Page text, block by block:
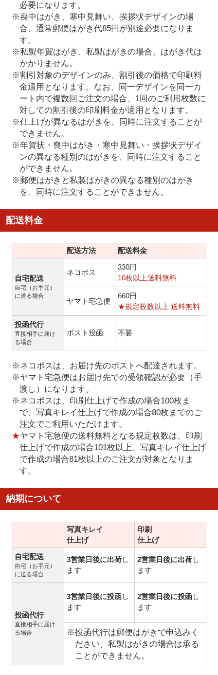
必要になります。
※喪中はがき、寒中見舞い、挨拶状デザインの場
合、通常郵便はがき代85円が別途必要になりま
す。
※私製年賀はがき、私製はがきの場合、はがき代は
かかりません。
※割引対象のデザインのみ、割引後の価格で印刷料
金適用となります。なお、同一デザインを同一カ
ート内で複数回ご注文の場合、1回のご利用枚数に
対しての割引後の印刷料金が適用となります。
※仕上げが異なるはがきを、同時に注文することが
できません。
※年賀状・喪中はがき・寒中見舞い・挨拶状デザイ
ンの異なる種別のはがきを、同時に注文すること
ができません。
※郵便はがきと私製はがきの異なる種別のはがき
を、同時に注文することができません。
配送料金
配送方法 配送料金
自宅配送
自宅（お手元）
に送る場合
ネコポス
330円
10枚以上送料無料
ヤマト宅急便
660円
★規定枚数以上 送料無料
投函代行
直接相手に届け
る場合
ポスト投函 不要
※ネコポスは、お届け先のポストへ配達されます。
※ヤマト宅急便はお届け先での受領確認が必要（手
渡し）になります。
※ネコポスは、印刷仕上げで作成の場合100枚ま
で、写真キレイ仕上げで作成の場合80枚までのご
注文でご利用いただけます。
★ヤマト宅急便の送料無料となる規定枚数は、印刷
仕上げで作成の場合101枚以上、写真キレイ仕上げ
で作成の場合81枚以上のご注文が対象となりま
す。
納期について
写真キレイ
仕上げ
印刷
仕上げ
自宅配送
自宅（お手元）
に送る場合
3営業日後に出荷し
ます
2営業日後に出荷し
ます
投函代行
直接相手に届け
る場合
3営業日後に投函し
ます
2営業日後に投函し
ます
※投函代行は郵便はがきで申込みく
ださい。私製はがきの場合は承る
ことができません。